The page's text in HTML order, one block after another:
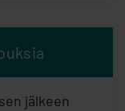
jälkeen